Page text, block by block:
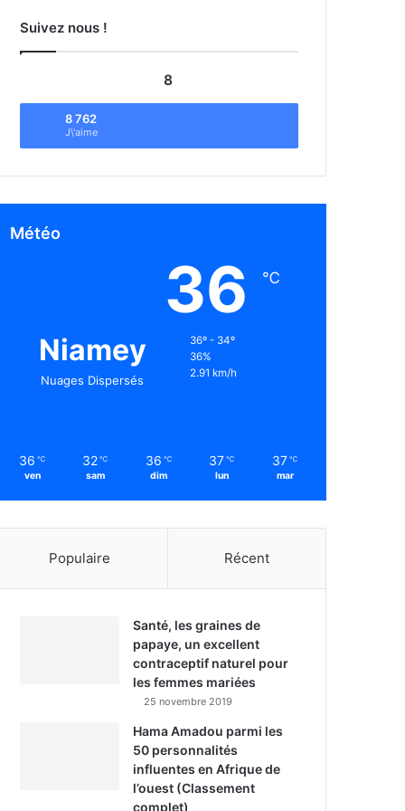
Suivez nous !
8
8 762
J\'aime
Météo
Niamey
Nuages Dispersés
36 ℃
36º - 34º
36%
2.91 km/h
36 ℃
ven
32 ℃
sam
36 ℃
dim
37 ℃
lun
37 ℃
mar
Populaire Récent
Santé, les graines de
papaye, un excellent
contraceptif naturel pour
les femmes mariées
25 novembre 2019
Hama Amadou parmi les
50 personnalités
influentes en Afrique de
l’ouest (Classement
complet)